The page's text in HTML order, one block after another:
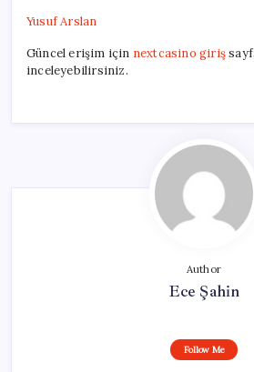
Yusuf Arslan
Güncel erişim için nextcasino giriş
inceleyebilirsiniz.
Author
Ece Şahin
Follow Me